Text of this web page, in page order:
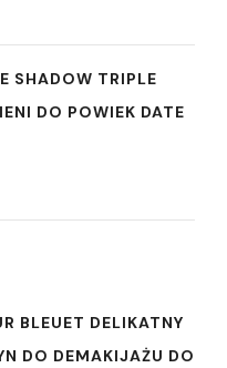
SHADOW TRIPLE
DO POWIEK DATE
BLEUET DELIKATNY
DO DEMAKIJAŻU DO